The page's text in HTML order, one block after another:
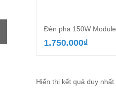
Đèn pha 150W Module
1.750.000₫
Hiển thị kết quả duy nhất